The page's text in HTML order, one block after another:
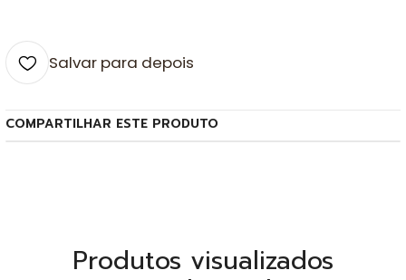
Salvar para depois
COMPARTILHAR ESTE PRODUTO
Produtos visualizados